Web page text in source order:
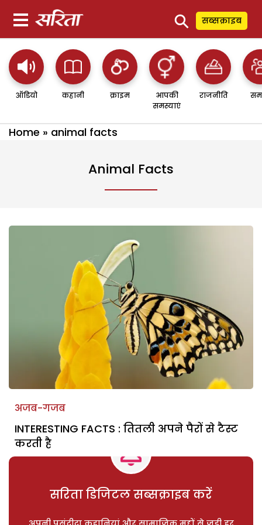
⚲ सब्सक्राइब
ऑडियो कहानी क्राइम
आपकी
समस्याएं
राजनीति
Home » animal facts
Animal Facts
अजब-गजब
INTERESTING FACTS : तितली अपने पैरों से टैस्ट
करती है
सरिता डिजिटल सब्सक्राइब करें